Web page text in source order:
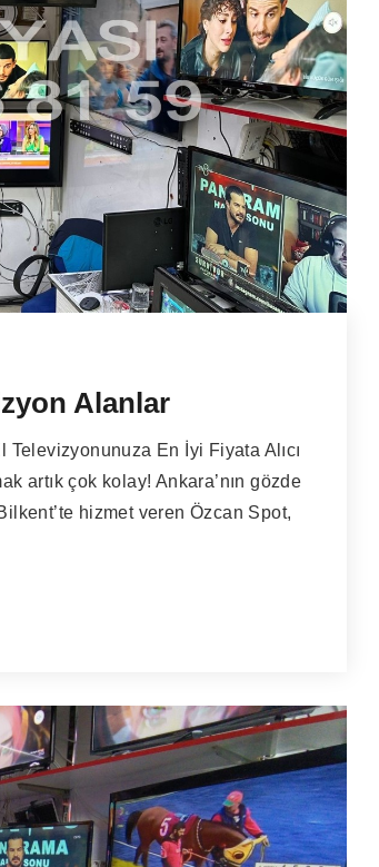
Alanlar
En İyi Fiyata Alıcı
artık çok kolay! Ankara’nın gözde
hizmet veren Özcan Spot,